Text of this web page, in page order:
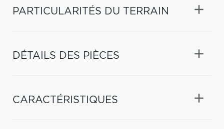
PARTICULARITÉS DU TERRAIN
DÉTAILS DES PIÈCES
CARACTÉRISTIQUES